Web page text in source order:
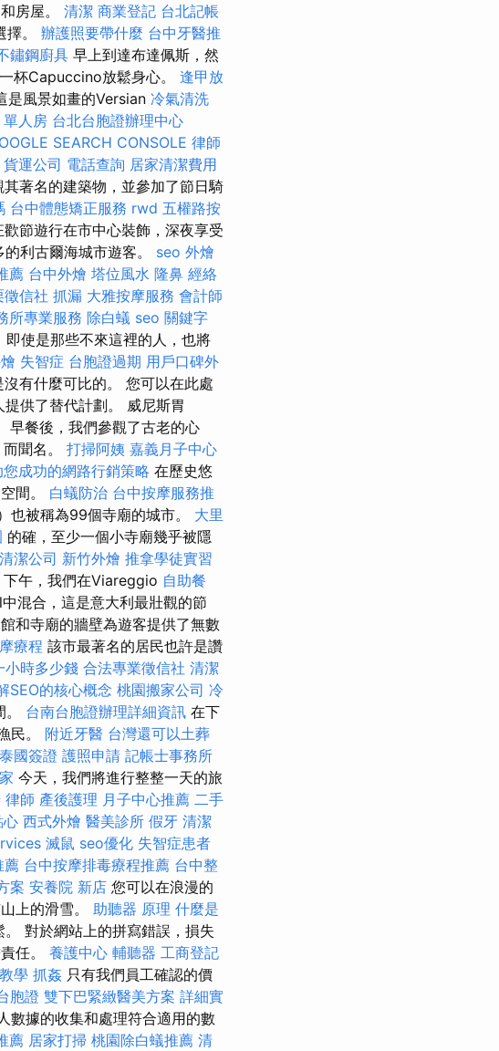
房屋。 清潔 商業登記 台北記帳
。 辦護照要帶什麼 台中牙醫推
鏽鋼廚具 早上到達布達佩斯，然
杯Capuccino放鬆身心。 逢甲放
是風景如畫的Versian 冷氣清洗
人房 台北台胞證辦理中心
SEARCH CONSOLE 律師
貨運公司 電話查詢 居家清潔費用
著名的建築物，並參加了節日騎
台中體態矯正服務 rwd 五權路按
節遊行在市中心裝飾，深夜享受
利古爾海城市遊客。 seo 外燴
薦 台中外燴 塔位風水 隆鼻 經絡
徵信社 抓漏 大雅按摩服務 會計師
所專業服務 除白蟻 seo 關鍵字
使是那些不來這裡的人，也將
失智症 台胞證過期 用戶口碑外
有什麼可比的。 您可以在此處
供了替代計劃。 威尼斯胃
餐後，我們參觀了古老的心
聞名。 打掃阿姨 嘉義月子中心
您成功的網路行銷策略 在歷史悠
間。 白蟻防治 台中按摩服務推
也被稱為99個寺廟的城市。 大里
的確，至少一個小寺廟幾乎被隱
清潔公司 新竹外燴 推拿學徒實習
下午，我們在Viareggio 自助餐
混合，這是意大利最壯觀的節
和寺廟的牆壁為遊客提供了無數
療程 該市最著名的居民也許是讚
小時多少錢 合法專業徵信社 清潔
SEO的核心概念 桃園搬家公司 冷
台南台胞證辦理詳細資訊 在下
民。 附近牙醫 台灣還可以土葬
泰國簽證 護照申請 記帳士事務所
今天，我們將進行整整一天的旅
律師 產後護理 月子中心推薦 二手
心 西式外燴 醫美診所 假牙 清潔
滅鼠 seo優化 失智症患者
薦 台中按摩排毒療程推薦 台中整
案 安養院 新店 您可以在浪漫的
上的滑雪。 助聽器 原理 什麼是
對於網站上的拼寫錯誤，損失
任。 養護中心 輔聽器 工商登記
學 抓姦 只有我們員工確認的價
胞證 雙下巴緊緻醫美方案 詳細實
數據的收集和處理符合適用的數
薦 居家打掃 桃園除白蟻推薦 清